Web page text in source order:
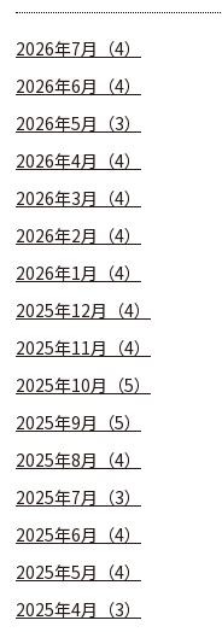
2026年7月（4）
2026年6月（4）
2026年5月（3）
2026年4月（4）
2026年3月（4）
2026年2月（4）
2026年1月（4）
2025年12月（4）
2025年11月（4）
2025年10月（5）
2025年9月（5）
2025年8月（4）
2025年7月（3）
2025年6月（4）
2025年5月（4）
2025年4月（3）